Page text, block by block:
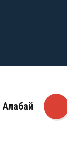
Алабай